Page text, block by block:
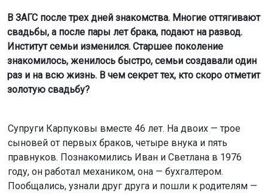
В ЗАГС после трех дней знакомства. Многие оттягивают
свадьбы, а после пары лет брака, подают на развод.
Институт семьи изменился. Старшее поколение
знакомилось, женилось быстро, семьи создавали один
раз и на всю жизнь. В чем секрет тех, кто скоро отметит
золотую свадьбу?
Супруги Карпуковы вместе 46 лет. На двоих — трое
сыновей от первых браков, четыре внука и пять
правнуков. Познакомились Иван и Светлана в 1976
году, он работал механиком, она — бухгалтером.
Пообщались, узнали друг друга и пошли к родителям —